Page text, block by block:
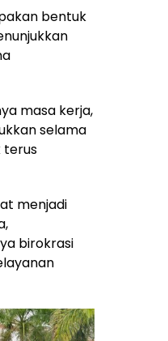
bentuk
masa kerja,
selama
terus
menjadi
birokrasi